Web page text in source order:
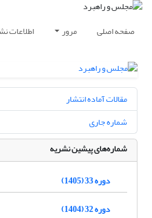
صفحه اصلی مرور اطلاعات
مقالات آماده انتشار
شماره جاری
شماره‌های پیشین نشریه
دوره 33 (1405)
دوره 32 (1404)